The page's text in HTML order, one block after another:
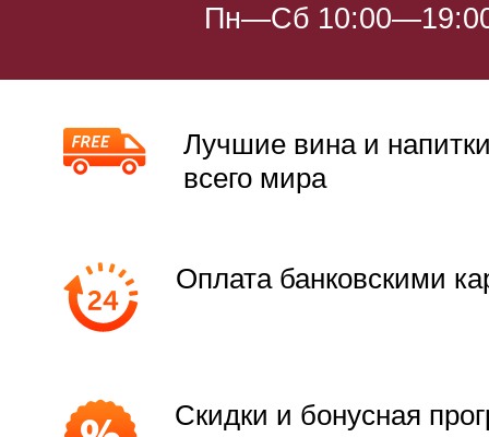
Пн—Сб
Лучшие вина и
всего мира
Оплата банковскими
Скидки и бонусная